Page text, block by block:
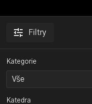
Filtry
Kategorie
Katedra